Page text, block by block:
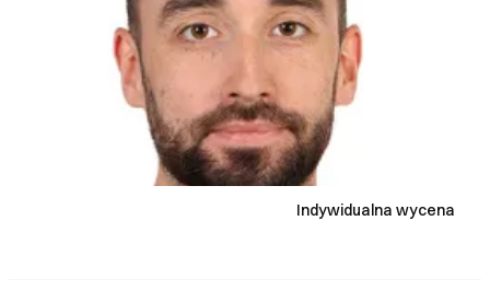
Indywidualna wycena